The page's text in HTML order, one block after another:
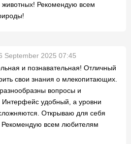
животных! Рекомендую всем
September 2025 07:45
и познавательная! Отличный
свои знания о млекопитающих.
вопросы и
Интерфейс удобный, а уровни
Открываю для себя
Рекомендую всем любителям